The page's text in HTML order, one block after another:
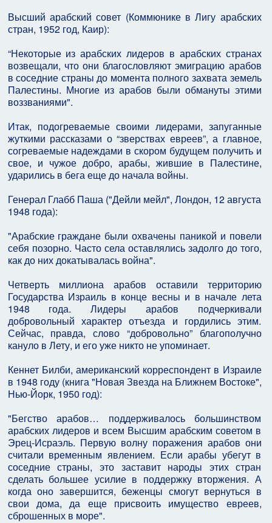
Высший арабский совет (Коммюнике в Лигу арабских
стран, 1952 год, Каир):
“Некоторые из арабских лидеров в арабских странах
возвещали, что они благословляют эмиграцию арабов
в соседние страны до момента полного захвата земель
Палестины. Многие из арабов были обмануты этими
воззваниями".
Итак, подогреваемые своими лидерами, запуганные
жуткими рассказами о “зверствах евреев”, а главное,
согреваемые надеждами в скором будущем получить и
свое, и чужое добро, арабы, жившие в Палестине,
ударились в бега еще до начала войны.
Генерал Глабб Паша ("Дейли мейл", Лондон, 12 августа
1948 года):
"Арабские граждане были охвачены паникой и повели
себя позорно. Часто села оставлялись задолго до того,
как до них докатывалась война".
Четверть миллиона арабов оставили территорию
Государства Израиль в конце весны и в начале лета
1948 года. Лидеры арабов подчеркивали
добровольный характер отъезда и гордились этим.
Сейчас, правда, слово “добровольно” благополучно
кануло в Лету, и его уже никто не упоминает.
Кеннет Билби, американский корреспондент в Израиле
в 1948 году (книга "Новая Звезда на Ближнем Востоке",
Нью-Йорк, 1950 год):
"Бегство арабов… поддерживалось большинством
арабских лидеров и всем Высшим арабским советом в
Эрец-Исраэль. Первую волну поражения арабов они
считали временным явлением. Если арабы убегут в
соседние страны, это заставит народы этих стран
сделать большее усилие в поддержку вторжения. А
когда оно завершится, беженцы смогут вернуться в
свои дома, да еще присвоить имущество евреев,
сброшенных в море".